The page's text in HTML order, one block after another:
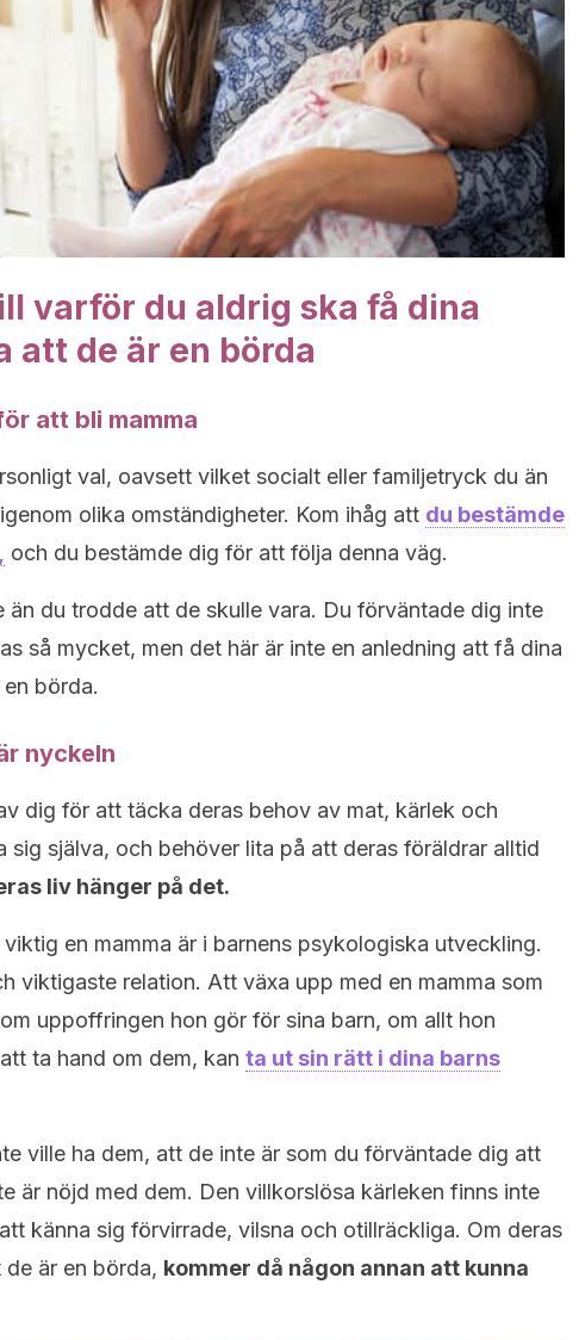
varför du aldrig ska få dina
att de är en börda
att bli mamma
val, oavsett vilket socialt eller familjetryck du än
olika omständigheter. Kom ihåg att du bestämde
och du bestämde dig för att följa denna väg.
än du trodde att de skulle vara. Du förväntade dig inte
så mycket, men det här är inte en anledning att få dina
börda.
nyckeln
dig för att täcka deras behov av mat, kärlek och
sig själva, och behöver lita på att deras föräldrar alltid
liv hänger på det.
en mamma är i barnens psykologiska utveckling.
viktigaste relation. Att växa upp med en mamma som
uppoffringen hon gör för sina barn, om allt hon
ta hand om dem, kan ta ut sin rätt i dina barns
ville ha dem, att de inte är som du förväntade dig att
är nöjd med dem. Den villkorslösa kärleken finns inte
känna sig förvirrade, vilsna och otillräckliga. Om deras
är en börda, kommer då någon annan att kunna